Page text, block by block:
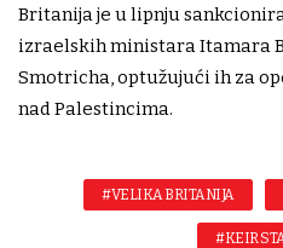
Britanija je u lipnju
izraelskih ministara Itamara
Smotricha, optužujući ih za
nad Palestincima.
#VELIKA BRITANIJA
#KEIR